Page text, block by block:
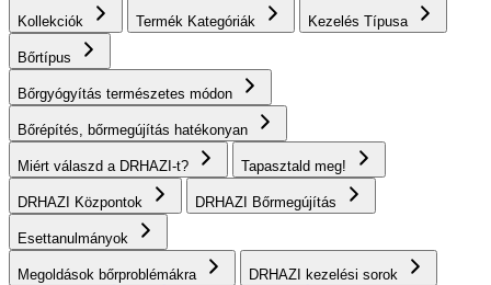
Kollekciók Termék Kategóriák Kezelés Típusa
Bőrtípus
Bőrgyógyítás természetes módon
Bőrépítés, bőrmegújítás hatékonyan
Miért válaszd a DRHAZI-t? Tapasztald meg!
DRHAZI Központok DRHAZI Bőrmegújítás
Esettanulmányok
Megoldások bőrproblémákra DRHAZI kezelési sorok